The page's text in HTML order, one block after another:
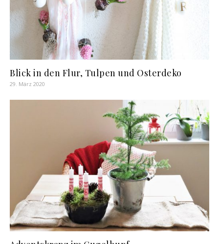
Blick in den Flur, Tulpen und Osterdeko
29. März 2020